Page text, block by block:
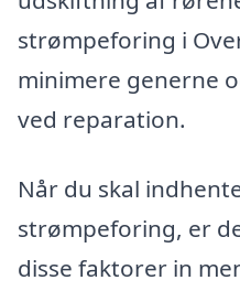
strømpeforing i
minimere generne
ved reparation.
Når du skal
strømpeforing, er
disse faktorer in